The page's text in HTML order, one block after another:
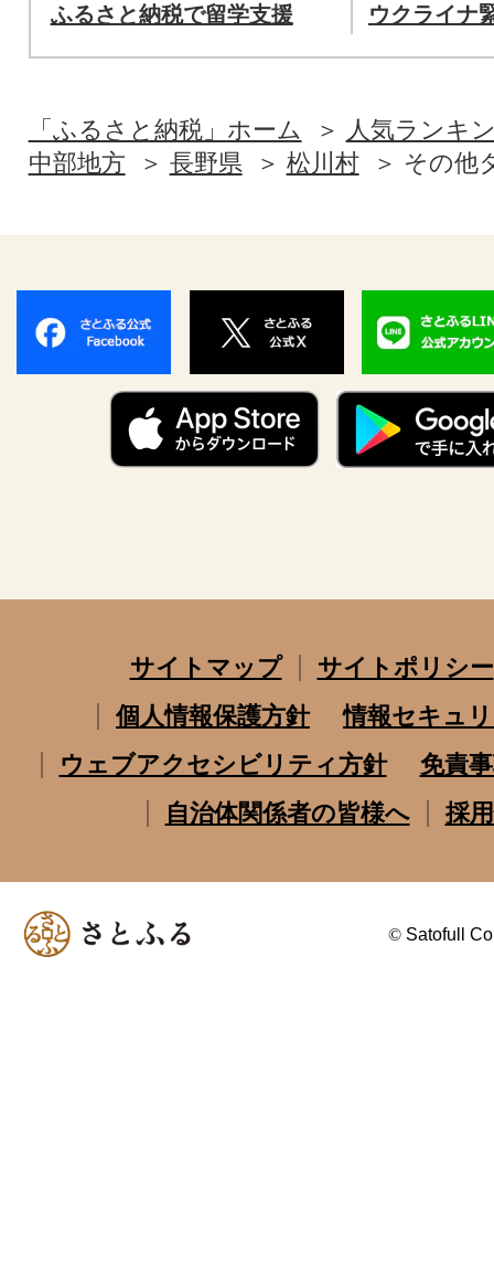
ふるさと納税で留学支援 ウクライナ
「ふるさと納税」ホーム
人気ランキ
中部地方
長野県 松川村 その他
サイトマップ
サイトポリシー
個人情報保護方針
情報セキュ
ウェブアクセシビリティ方針
免責
自治体関係者の皆様へ
採
© Satofull